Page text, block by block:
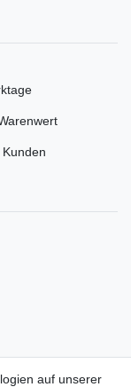
auf unserer